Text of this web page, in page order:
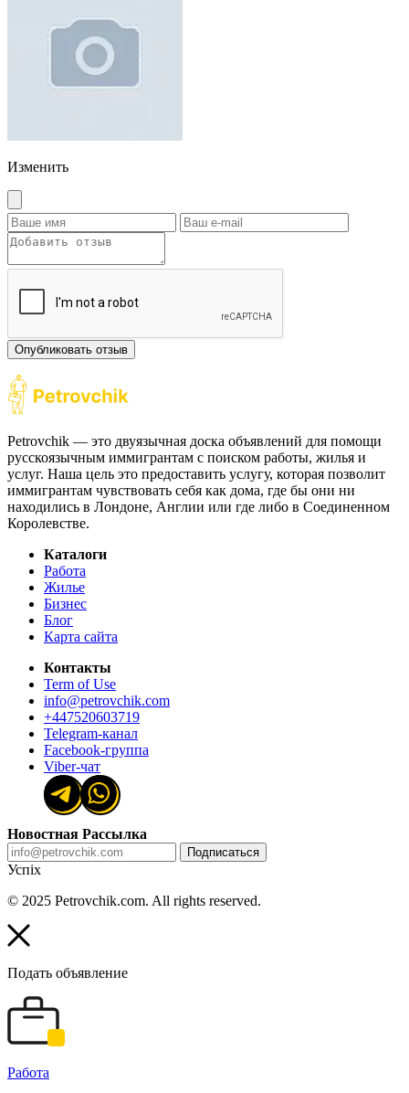
Изменить
Опубликовать отзыв
Petrovchik — это двуязычная доска объявлений для помощи
русскоязычным иммигрантам с поиском работы, жилья и
услуг. Наша цель это предоставить услугу, которая позволит
иммигрантам чувствовать себя как дома, где бы они ни
находились в Лондоне, Англии или где либо в Соединенном
Королевстве.
Каталоги
Работа
Жилье
Бизнес
Блог
Карта сайта
Контакты
Term of Use
info@petrovchik.com
+447520603719
Telegram-канал
Facebook-группа
Viber-чат
Новостная Рассылка
Подписаться
Успіх
© 2025 Petrovchik.com. All rights reserved.
Подать объявление
Работа